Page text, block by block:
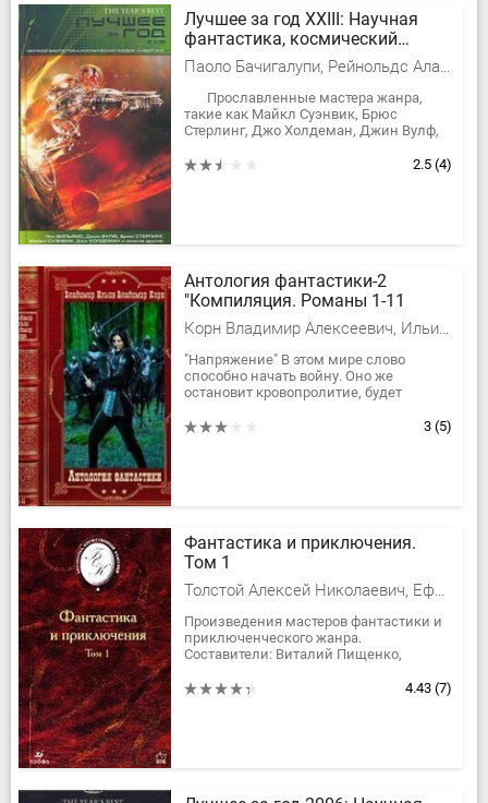
Лучшее за год XXIII: Научная
фантастика, космический
боевик, киберпанк
Паоло Бачигалупи, Рейнольдс Аластер, Тертлдав Гарри Норман, Лейк Джей, Питер Уоттс, Бакстер Стивен М., Грин Доминик, Макинтайр Вонда Н., Суэнвик Майкл, Райяниеми Ханну, Бир Элизабет, Холдеман II Джек Кэрролл, Стерлинг Брюс, Розенблюм Мэри, Макдональд Йен, Рид Роберт, Моулз Дэвид, Эшер Нил, Бекетт Крис, Келли Джеймс Патрик, Грегори Дэрил, Мерфи Дэррил, Попкес Стивен, Сандерс Уильям, Джонс Гвинет, Вильямс Лиз, Маклеод Кен, Джерролд Дэвид, Джин Родман Вульф, Робертсон Крис, Нестволд Рут
Прославленные мастера жанра,
такие как Майкл Суэнвик, Брюс
Стерлинг, Джо Холдеман, Джин Вулф,
приглашают читателей в...
2.5 (4)
Антология фантастики-2
"Компиляция. Романы 1-11
Корн Владимир Алексеевич, Ильин Владимир Александрович
"Напряжение" В этом мире слово
способно начать войну. Оно же
остановит кровопролитие, будет
Таковы правила: слишком много силы
3 (5)
Фантастика и приключения.
Том 1
Толстой Алексей Николаевич, Ефремов Иван Антонович, Беляев Александр Романович, Пикуль Валентин Саввич, Одоевский Владимир Федорович, Грин Александр Степанович, Валерий Брюсов, Толстой Алексей Константинович, Платонов Андрей Платонович, Чаянов Александр Васильевич, Козачинский Александр Владимирович
Произведения мастеров фантастики и
приключенческого жанра.
Составители: Виталий Пищенко,
Копалина. *** Без предисловия и...
4.43 (7)